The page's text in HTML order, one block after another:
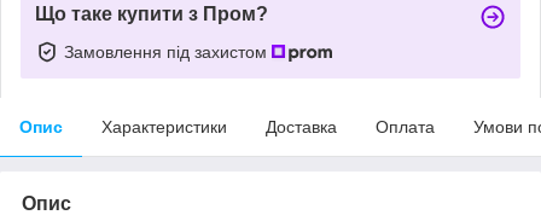
Що таке купити з Пром?
Замовлення під захистом
Опис Характеристики Доставка Оплата Умови
Опис